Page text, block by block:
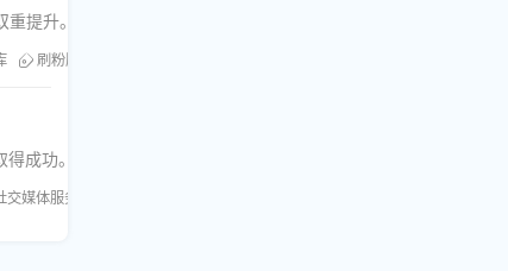
提升。
刷粉服务
成功。
交媒体服务